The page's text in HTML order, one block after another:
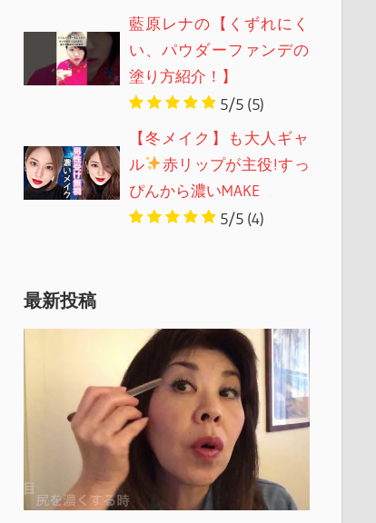
藍原レナの【くずれにく
い、パウダーファンデの
塗り方紹介！】
5/5 (5)
【冬メイク】も大人ギャ
ル
赤リップが主役!すっ
ぴんから濃いMAKE
5/5 (4)
最新投稿